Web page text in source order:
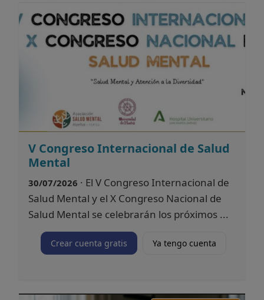
V Congreso Internacional de Salud
Mental
30/07/2026 · El V Congreso Internacional de
Salud Mental y el X Congreso Nacional de
Salud Mental se celebrarán los próximos ...
Crear cuenta gratis Ya tengo cuenta